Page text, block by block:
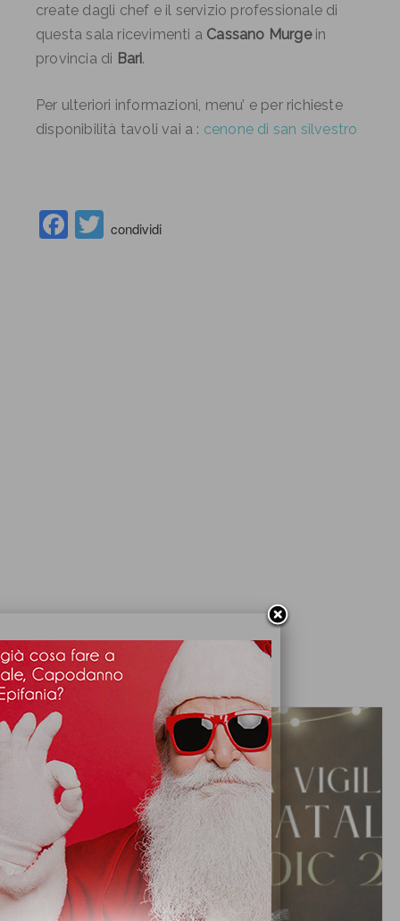
create dagli chef e il servizio professionale di
questa sala ricevimenti a Cassano Murgein
provincia di Bari.
Per ulteriori informazioni, menu’ e per richieste
disponibilità tavoli vai a : cenone di san silvestro
FacebookTwitter
condividi
ARTICOLI CONSIGLIATI